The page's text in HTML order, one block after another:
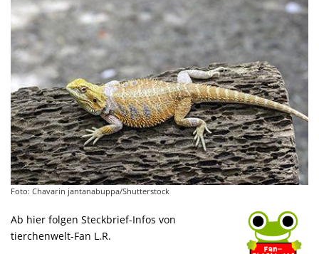
Foto: Chavarin jantanabuppa/Shutterstock
Ab hier folgen Steckbrief-Infos von
tierchenwelt-Fan L.R.